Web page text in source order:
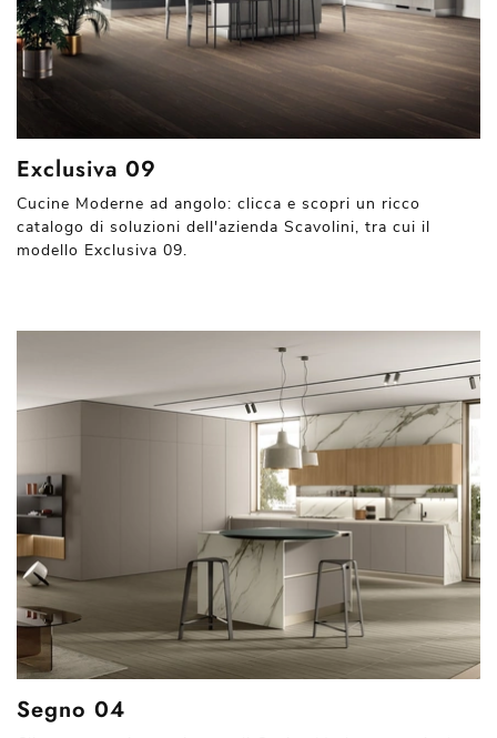
Exclusiva 09
Cucine Moderne ad angolo: clicca e scopri un ricco
catalogo di soluzioni dell'azienda Scavolini, tra cui il
modello Exclusiva 09.
Segno 04